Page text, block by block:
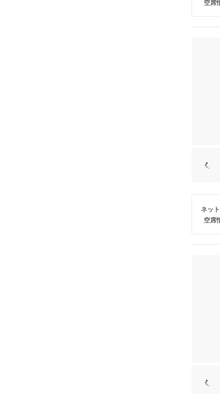
空席
ネッ
空席